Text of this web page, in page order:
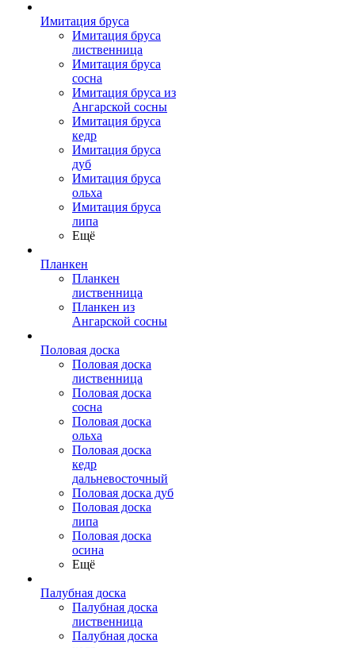
Имитация бруса
Имитация бруса
лиственница
Имитация бруса
сосна
Имитация бруса из
Ангарской сосны
Имитация бруса
кедр
Имитация бруса
дуб
Имитация бруса
ольха
Имитация бруса
липа
Ещё
Планкен
Планкен
лиственница
Планкен из
Ангарской сосны
Половая доска
Половая доска
лиственница
Половая доска
сосна
Половая доска
ольха
Половая доска
кедр
дальневосточный
Половая доска дуб
Половая доска
липа
Половая доска
осина
Ещё
Палубная доска
Палубная доска
лиственница
Палубная доска